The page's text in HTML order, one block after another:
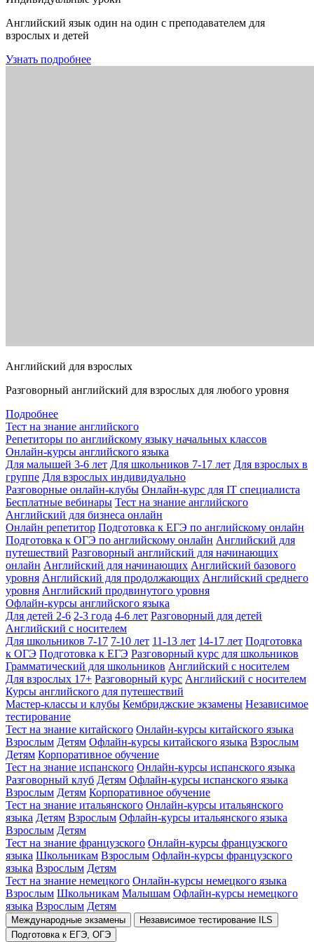
Английский язык один на один с преподавателем для
взрослых и детей
Узнать подробнее
Английский для взрослых
Разговорный английский для взрослых для любого уровня
Подробнее
Тест на знание английского
Репетиторы по английскому языку начальных классов
Онлайн-курсы английского языка
Для малышей 3-6 лет Для школьников 7-17 лет Для взрослых в
группе Для взрослых индивидуально
Разговорные онлайн-клубы Онлайн-курс для IT специалиста
Бесплатные вебинары Тест на знание английского
Английский для бизнеса онлайн
Онлайн репетитор Подготовка к ЕГЭ по английскому онлайн
Подготовка к ОГЭ по английскому онлайн Английский для
путешествий Разговорный английский для начинающих
онлайн Английский для начинающих Английский базового
уровня Английский для продолжающих Английский среднего
уровня Английский продвинутого уровня
Офлайн-курсы английского языка
Для детей 2-6 2-3 года 4-6 лет Разговорный для детей
Английский с носителем
Для школьников 7-17 7-10 лет 11-13 лет 14-17 лет Подготовка
к ОГЭ Подготовка к ЕГЭ Разговорный курс для школьников
Грамматический для школьников Английский с носителем
Для взрослых 17+ Разговорный курс Английский с носителем
Курсы английского для путешествий
Мастер-классы и клубы Кембриджские экзамены Независимое
тестирование
Тест на знание китайского Онлайн-курсы китайского языка
Взрослым Детям Офлайн-курсы китайского языка Взрослым
Детям Корпоративное обучение
Тест на знание испанского Онлайн-курсы испанского языка
Разговорный клуб Детям Офлайн-курсы испанского языка
Взрослым Детям Корпоративное обучение
Тест на знание итальянского Онлайн-курсы итальянского
языка Детям Взрослым Офлайн-курсы итальянского языка
Взрослым Детям
Тест на знание французского Онлайн-курсы французского
языка Школьникам Взрослым Офлайн-курсы французского
языка Взрослым Детям
Тест на знание немецкого Онлайн-курсы немецкого языка
Взрослым Школьникам Малышам Офлайн-курсы немецкого
языка Взрослым Детям
Международные экзамены
Независимое тестирование ILS
Подготовка к ЕГЭ, ОГЭ